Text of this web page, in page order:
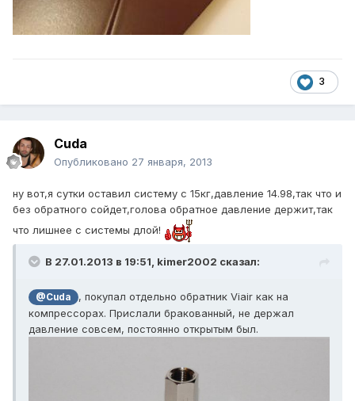
3
Cuda
Опубликовано 27 января, 2013
ну вот,я сутки оставил систему с 15кг,давление 14.98,так что и
без обратного сойдет,голова обратное давление держит,так
что лишнее с системы длой!
В 27.01.2013 в 19:51, kimer2002 сказал:
@Cuda
, покупал отдельно обратник Viair как на
компрессорах. Прислали бракованный, не держал
давление совсем, постоянно открытым был.